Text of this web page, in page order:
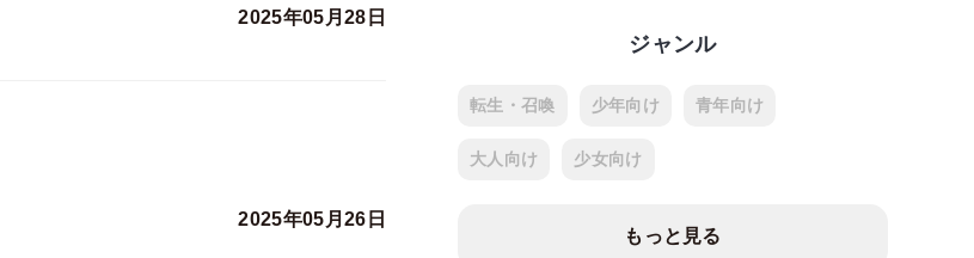
2025年05月28日
2025年05月26日
ジャンル
転生・召喚 少年向け 青年向け
大人向け 少女向け
もっと見る